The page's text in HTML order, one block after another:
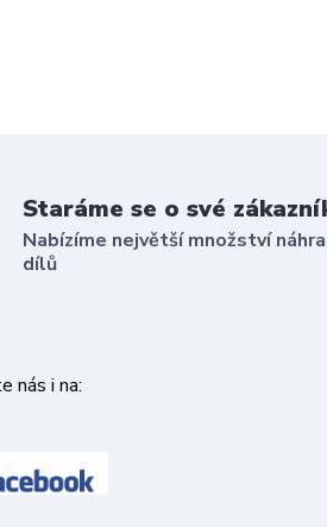
Staráme se o své
Nabízíme největší množství
dílů
nás i na: